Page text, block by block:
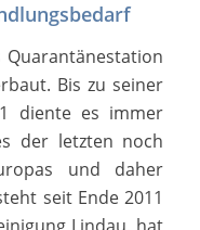
Quarantänestation
Bis zu seiner
diente es immer
der letzten noch
und daher
seit Ende 2011
Lindau, hat